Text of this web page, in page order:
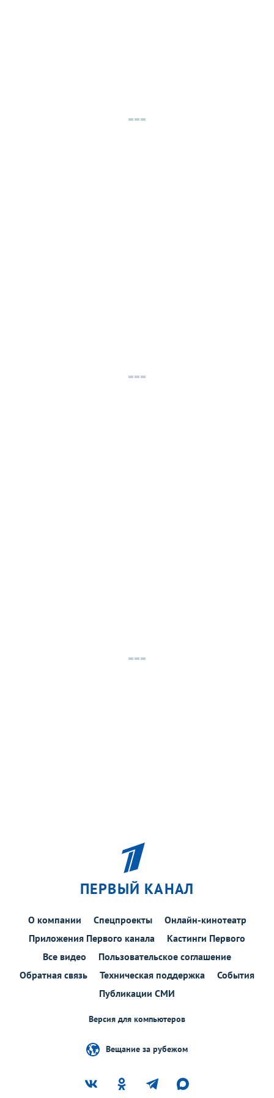
ПЕРВЫЙ КАНАЛ
О компании Спецпроекты
Онлайн-кинотеатр
Приложения Первого канала
Кастинги Первого
Все видео
Пользовательское соглашение
Обратная связь
Техническая поддержка
События
Публикации СМИ
Версия для компьютеров
Вещание за рубежом